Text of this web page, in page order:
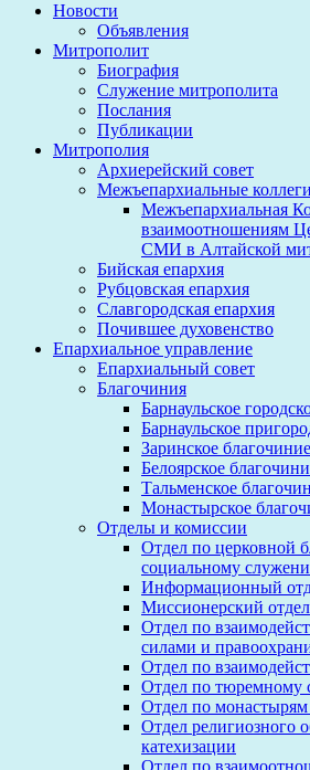
Новости
Объявления
Митрополит
Биография
Служение митрополита
Послания
Публикации
Митрополия
Архиерейский совет
Межъепархиальные
Межъепархиальная
взаимоотношениям
СМИ в Алтайской
Бийская епархия
Рубцовская епархия
Славгородская епархия
Почившее духовенство
Епархиальное управление
Епархиальный совет
Благочиния
Барнаульское
Барнаульское
Заринское благочиние
Белоярское
Тальменское
Монастырское
Отделы и комиссии
Отдел по церковной
социальному
Информационный
Миссионерский отдел
Отдел по
силами и
Отдел по
Отдел по тюремному
Отдел по
Отдел религиозного
катехизации